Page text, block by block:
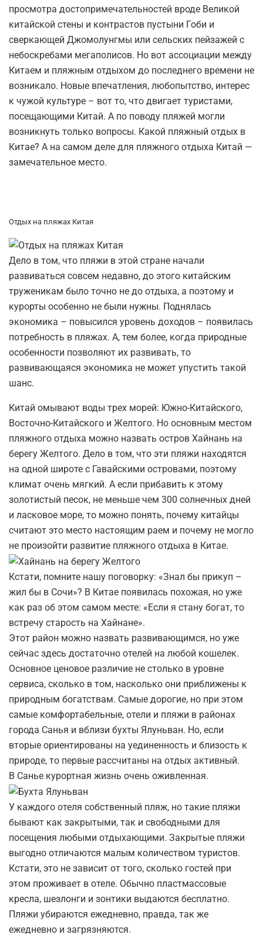
просмотра достопримечательностей вроде Великой
китайской стены и контрастов пустыни Гоби и
сверкающей Джомолунгмы или сельских пейзажей с
небоскребами мегаполисов. Но вот ассоциации между
Китаем и пляжным отдыхом до последнего времени не
возникало. Новые впечатления, любопытство, интерес
к чужой культуре – вот то, что двигает туристами,
посещающими Китай. А по поводу пляжей могли
возникнуть только вопросы. Какой пляжный отдых в
Китае? А на самом деле для пляжного отдыха Китай —
замечательное место.
Отдых на пляжах Китая
Дело в том, что пляжи в этой стране начали
развиваться совсем недавно, до этого китайским
труженикам было точно не до отдыха, а поэтому и
курорты особенно не были нужны. Поднялась
экономика – повысился уровень доходов – появилась
потребность в пляжах. А, тем более, когда природные
особенности позволяют их развивать, то
развивающаяся экономика не может упустить такой
шанс.
Китай омывают воды трех морей: Южно-Китайского,
Восточно-Китайского и Желтого. Но основным местом
пляжного отдыха можно назвать остров Хайнань на
берегу Желтого. Дело в том, что эти пляжи находятся
на одной широте с Гавайскими островами, поэтому
климат очень мягкий. А если прибавить к этому
золотистый песок, не меньше чем 300 солнечных дней
и ласковое море, то можно понять, почему китайцы
считают это место настоящим раем и почему не могло
не произойти развитие пляжного отдыха в Китае.
Кстати, помните нашу поговорку: «Знал бы прикуп –
жил бы в Сочи»? В Китае появилась похожая, но уже
как раз об этом самом месте: «Если я стану богат, то
встречу старость на Хайнане».
Этот район можно назвать развивающимся, но уже
сейчас здесь достаточно отелей на любой кошелек.
Основное ценовое различие не столько в уровне
сервиса, сколько в том, насколько они приближены к
природным богатствам. Самые дорогие, но при этом
самые комфортабельные, отели и пляжи в районах
города Санья и вблизи бухты Ялуньван. Но, если
вторые ориентированы на уединенность и близость к
природе, то первые рассчитаны на отдых активный.
В Санье курортная жизнь очень оживленная.
У каждого отеля собственный пляж, но такие пляжи
бывают как закрытыми, так и свободными для
посещения любыми отдыхающими. Закрытые пляжи
выгодно отличаются малым количеством туристов.
Кстати, это не зависит от того, сколько гостей при
этом проживает в отеле. Обычно пластмассовые
кресла, шезлонги и зонтики выдаются бесплатно.
Пляжи убираются ежедневно, правда, так же
ежедневно и загрязняются.